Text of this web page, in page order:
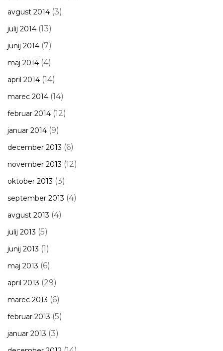
avgust 2014 (3)
julij 2014 (13)
junij 2014 (7)
maj 2014 (4)
april 2014 (14)
marec 2014 (14)
februar 2014 (12)
januar 2014 (9)
december 2013 (6)
november 2013 (12)
oktober 2013 (3)
september 2013 (4)
avgust 2013 (4)
julij 2013 (5)
junij 2013 (1)
maj 2013 (6)
april 2013 (29)
marec 2013 (6)
februar 2013 (5)
januar 2013 (3)